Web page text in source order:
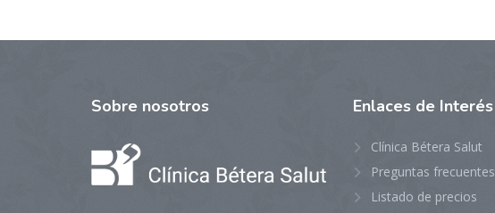
Sobre nosotros Enlaces de Interés
Clínica Bétera Salut
Preguntas frecuentes
Listado de precios